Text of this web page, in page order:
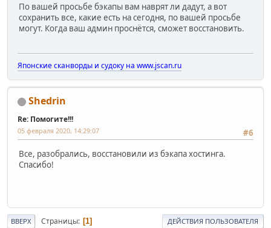
По вашей просьбе бэкапы вам наврят ли дадут, а вот
сохранить все, какие есть на сегодня, по вашей просьбе
могут. Когда ваш админ проснётся, сможет восстановить.
Японские сканворды и судоку на www.jscan.ru
Shedrin
Re: Помогите!!!
#6
05 февраля 2020, 14:29:07
Все, разобрались, восстановили из бэкапа хостинга.
Спасибо!
ВВЕРХ Страницы 1 ДЕЙСТВИЯ ПОЛЬЗОВАТЕЛЯ